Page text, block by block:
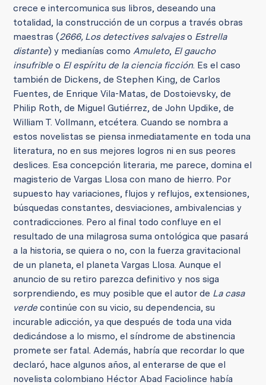
crece e intercomunica sus libros, deseando una
totalidad, la construcción de un corpus a través obras
maestras (2666, Los detectives salvajeso Estrella
distante) y medianías comoAmuleto, El gaucho
insufribleo El espíritu de la ciencia ficción. Es el caso
también de Dickens, de Stephen King, de Carlos
Fuentes, de Enrique Vila-Matas, de Dostoievsky, de
Philip Roth, de Miguel Gutiérrez, de John Updike, de
William T. Vollmann, etcétera. Cuando se nombra a
estos novelistas se piensa inmediatamente en toda una
literatura, no en sus mejores logros ni en sus peores
deslices. Esa concepción literaria, me parece, domina el
magisterio de Vargas Llosa con mano de hierro. Por
supuesto hay variaciones, flujos y reflujos, extensiones,
búsquedas constantes, desviaciones, ambivalencias y
contradicciones. Pero al final todo confluye en el
resultado de una milagrosa suma ontológica que pasará
a la historia, se quiera o no, con la fuerza gravitacional
de un planeta, el planeta Vargas Llosa. Aunque el
anuncio de su retiro parezca definitivo y nos siga
sorprendiendo, es muy posible que el autor de La casa
verdecontinúe con su vicio, su dependencia, su
incurable adicción, ya que después de toda una vida
dedicándose a lo mismo, el síndrome de abstinencia
promete ser fatal. Además, habría que recordar lo que
declaró, hace algunos años, al enterarse de que el
novelista colombiano Héctor Abad Faciolince había